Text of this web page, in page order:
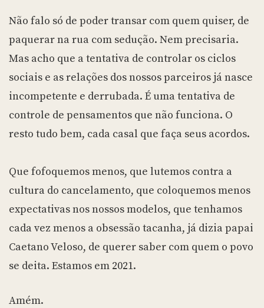
Não falo só de poder transar com quem quiser, de
paquerar na rua com sedução. Nem precisaria.
Mas acho que a tentativa de controlar os ciclos
sociais e as relações dos nossos parceiros já nasce
incompetente e derrubada. É uma tentativa de
controle de pensamentos que não funciona. O
resto tudo bem, cada casal que faça seus acordos.
Que fofoquemos menos, que lutemos contra a
cultura do cancelamento, que coloquemos menos
expectativas nos nossos modelos, que tenhamos
cada vez menos a obsessão tacanha, já dizia papai
Caetano Veloso, de querer saber com quem o povo
se deita. Estamos em 2021.
Amém.